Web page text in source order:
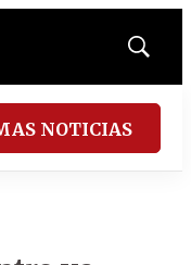
Mostrar
NOTICIAS